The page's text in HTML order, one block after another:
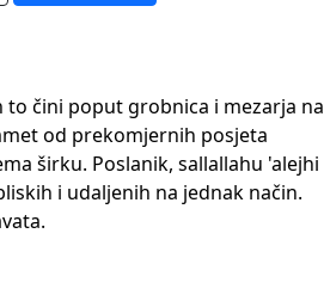
to čini poput grobnica i mezarja na
od prekomjernih posjeta
širku. Poslanik, sallallahu 'alejhi
i udaljenih na jednak način.